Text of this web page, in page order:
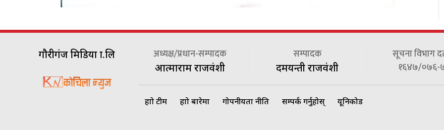
गौरीगंज मिडिया प्रा.लि अध्यक्ष/प्रधान-सम्पादक
आत्माराम राजवंशी
सम्पादक
दमयन्ती राजवंशी
सूचना विभाग
१६४७/
हाम्रो टीम हाम्रो बारेमा गोपनीयता नीति सम्पर्क गर्नुहोस् यूनिकोड